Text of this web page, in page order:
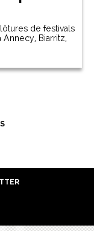
de festivals
Biarritz,